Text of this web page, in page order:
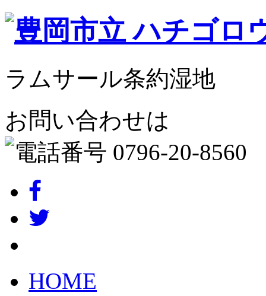
ラムサール条約湿地
お問い合わせは
HOME